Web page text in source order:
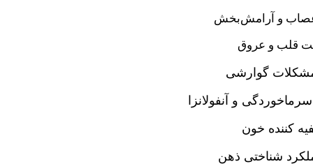
و آرامش‌بخش
قلب و عروق
مشکلات گوارشی
و آنفولانزا
کننده خون
شناختی ذهن